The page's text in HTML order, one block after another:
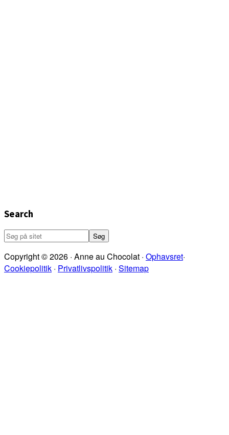
Search
Søg
sitet
Copyright © 2026 · Anne au Chocolat · Ophavsret·
Cookiepolitik · Privatlivspolitik · Sitemap